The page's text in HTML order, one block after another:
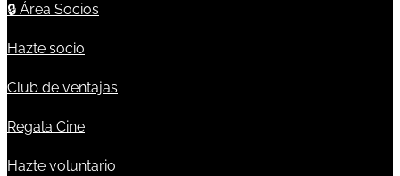
🔒 Área Socios
Hazte socio
Club de ventajas
Regala Cine
Hazte voluntario